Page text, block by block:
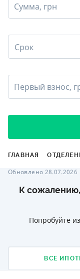
Сумма, грн
Срок
Первый взнос,
ГЛАВНАЯ
Обновлено 28.07.2026
К
Попробуйте
ВСЕ